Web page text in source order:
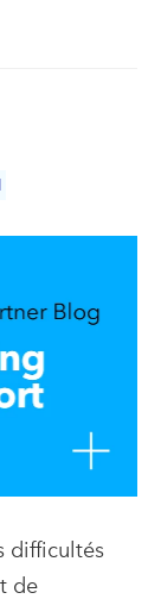
difficultés
de